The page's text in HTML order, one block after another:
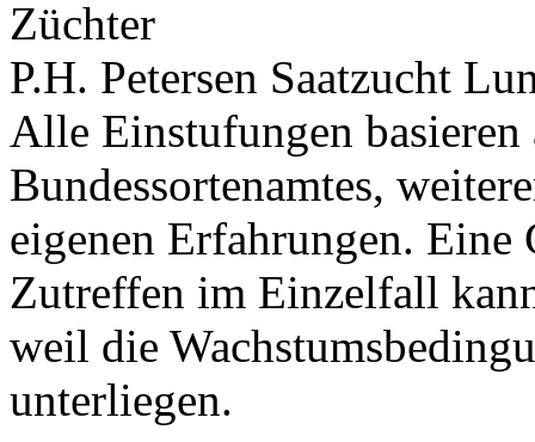
Züchter
P.H. Petersen Saatzucht
Alle Einstufungen basieren
Bundessortenamtes,
eigenen Erfahrungen.
Zutreffen im Einzelfall
weil die
unterliegen.